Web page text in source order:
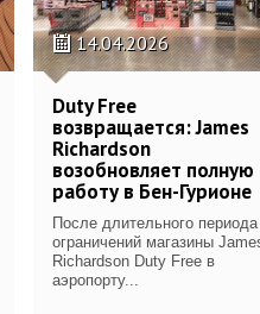
14.04.2026
Duty Free
возвращается: James
Richardson
возобновляет полную
работу в Бен-Гурионе
После длительного периода
ограничений магазины
Richardson Duty Free в
аэропорту...